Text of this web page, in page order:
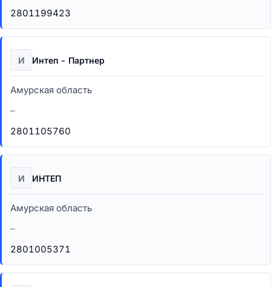
2801199423
И Интеп - Партнер
Амурская область
–
2801105760
И ИНТЕП
Амурская область
–
2801005371